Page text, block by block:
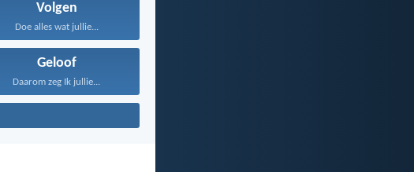
Volgen
Doe alles wat jullie...
Geloof
Daarom zeg Ik jullie...